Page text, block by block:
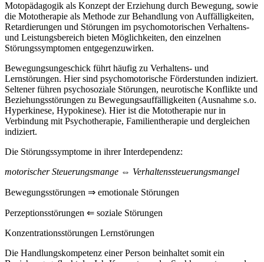
Motopädagogik als Konzept der Erziehung durch Bewegung, sowie
die Mototherapie als Methode zur Behandlung von Auffälligkeiten,
Retardierungen und Störungen im psychomotorischen Verhaltens-
und Leistungsbereich bieten Möglichkeiten, den einzelnen
Störungssymptomen entgegenzuwirken.
Bewegungsungeschick führt häufig zu Verhaltens- und
Lernstörungen. Hier sind psychomotorische Förderstunden indiziert.
Seltener führen psychosoziale Störungen, neurotische Konflikte und
Beziehungsstörungen zu Bewegungsauffälligkeiten (Ausnahme s.o.
Hyperkinese, Hypokinese). Hier ist die Mototherapie nur in
Verbindung mit Psychotherapie, Familientherapie und dergleichen
indiziert.
Die Störungssymptome in ihrer Interdependenz:
motorischer Steuerungsmange ⇔ Verhaltenssteuerungsmangel
Bewegungsstörungen ⇒ emotionale Störungen
Perzeptionsstörungen ⇐ soziale Störungen
Konzentrationsstörungen Lernstörungen
Die Handlungskompetenz einer Person beinhaltet somit ein